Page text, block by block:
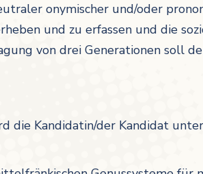
onymischer und/oder
und zu erfassen und die
von drei Generationen soll
die Kandidatin/der Kandidat